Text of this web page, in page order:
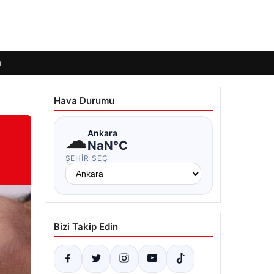
Hava Durumu
☁Ankara
NaN°C
ŞEHIR SEÇ
Bizi Takip Edin